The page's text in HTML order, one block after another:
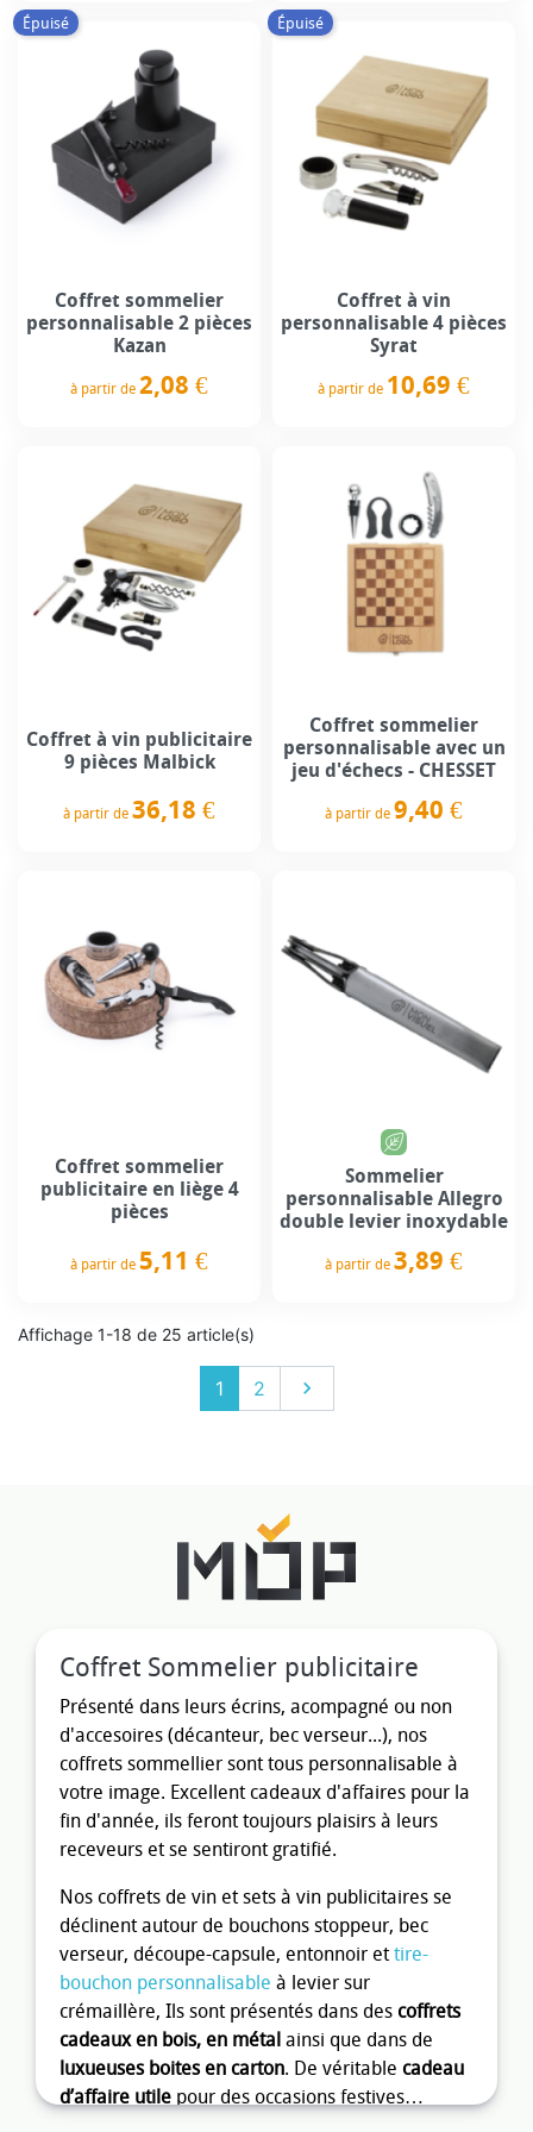
Coffret Sommelier publicitaire
Présenté dans leurs écrins, acompagné ou non
d'accesoires (décanteur, bec verseur...), nos
coffrets sommellier sont tous personnalisable à
votre image. Excellent cadeaux d'affaires pour la
fin d'année, ils feront toujours plaisirs à leurs
receveurs et se sentiront gratifié.
Nos coffrets de vin et sets à vin publicitaires se
déclinent autour de bouchons stoppeur, bec
verseur, découpe-capsule, entonnoir ettire-
bouchon personnalisable à levier sur
crémaillère, Ils sont présentés dans des coffrets
cadeaux en bois, en métal ainsi que dans de
luxueuses boites en carton. De véritable cadeau
d’affaire utile pour des occasions festives…
Épuisé
Coffret sommelier
personnalisable 2 pièces
Kazan
à partir de 2,08 €
Épuisé
Coffret à vin
personnalisable 4 pièces
Syrat
à partir de 10,69 €
Coffret à vin publicitaire
9 pièces Malbick
à partir de 36,18 €
Coffret sommelier
personnalisable avec un
jeu d'échecs - CHESSET
à partir de 9,40 €
Coffret sommelier
publicitaire en liège 4
pièces
à partir de 5,11 €
Sommelier
personnalisable Allegro
double levier inoxydable
à partir de 3,89 €
Affichage 1-18 de 25 article(s)
1 2 Suivant
